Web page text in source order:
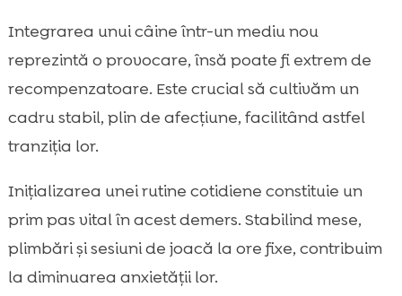
Integrarea unui câine într-un mediu nou
reprezintă o provocare, însă poate fi extrem de
recompenzatoare. Este crucial să cultivăm un
cadru stabil, plin de afecțiune, facilitând astfel
tranziția lor.
Inițializarea unei rutine cotidiene constituie un
prim pas vital în acest demers. Stabilind mese,
plimbări și sesiuni de joacă la ore fixe, contribuim
la diminuarea anxietății lor.